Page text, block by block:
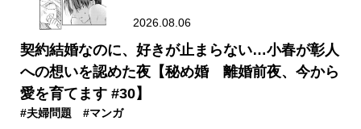
2026.08.06
契約結婚なのに、好きが止まらない…小春が彰人
への想いを認めた夜【秘め婚 離婚前夜、今から
愛を育てます #30】
#夫婦問題 #マンガ